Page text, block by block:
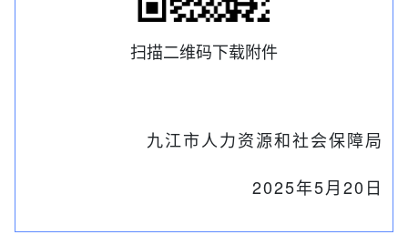
扫描二维码下载附件
九江市人力资源和社会保障局
2025年5月20日